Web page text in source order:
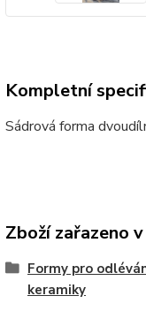
Kompletní
Sádrová forma
Zboží zařazeno
Formy pro
keramiky